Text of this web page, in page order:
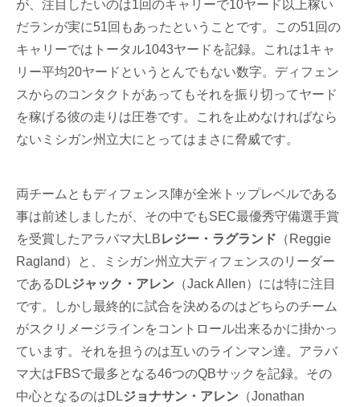
が、注目したいのは1回のキャリーで10ヤード以上稼い
だランが実に51回もあったということです。この51回の
キャリーではトータル1043ヤードを記録。これは1キャ
リー平均20ヤードというとんでもない数字。ディフェン
スからのコンタクトがあってもそれを振り切ってヤード
を稼げる彼の走りは圧巻です。これを止めなければなら
ないミシガン州立大にとってはまさに脅威です。
両チームともディフェンス陣が全米トップレベルである
事は前述しましたが、その中でもSEC最優秀守備選手賞
を受賞したアラバマ大LBレジー・ラグランド （Reggie
Ragland）と、ミシガン州立大ディフェンスのリーダー
であるDLジャック・アレン （Jack Allen）には特に注目
です。しかし最終的に試合を決めるのはどちらのチーム
がスクリメージラインをコントロール出来るかに掛かっ
ています。それを担うのは互いのラインマン達。アラバ
マ大はFBSで最多となる46つのQBサックを記録。その
中心となるのはDLジョナサン・アレン （Jonathan